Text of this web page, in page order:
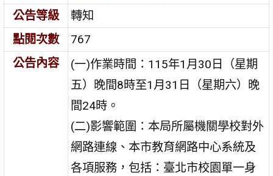
公告等級
轉知
點閱次數
767
公告內容
(一)作業時間：115年1月30日（星期
五）晚間8時至1月31日（星期六）晚
間24時。
(二)影響範圍：本局所屬機關學校對外
網路連線、本市教育網路中心系統及
各項服務，包括：臺北市校園單一身